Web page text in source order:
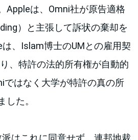
Appleは、Omni社が原告適格
）と主張して訴状の棄却を
、Islam博士のUMとの雇用契
、特許の法的所有権が自動的
ではなく大学が特許の真の所
した。
派はこれに同意せず、連邦地裁